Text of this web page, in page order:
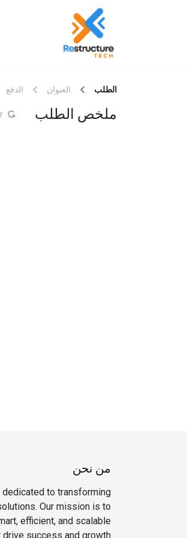
تخطي للذهاب إلى المحتوى
الطلب العنوان الدفع
ملخص الطلب
من نحن
to transforming
Our mission is to
efficient, and scalable
success and growth.